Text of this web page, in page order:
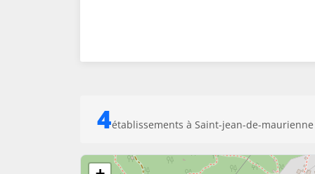
4établissements à Saint-jean-de-maurienne